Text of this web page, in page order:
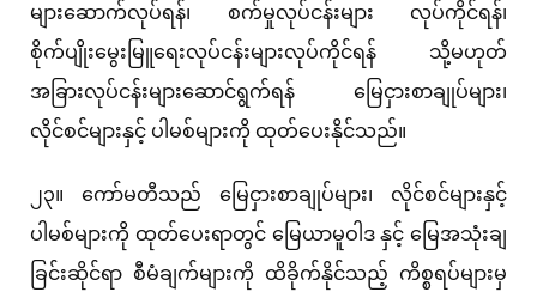
များဆောက်လုပ်ရန်၊ စက်မှုလုပ်ငန်းများ လုပ်ကိုင်ရန်၊
စိုက်ပျိုးမွေးမြူရေးလုပ်ငန်းများလုပ်ကိုင်ရန် သို့မဟုတ်
အခြားလုပ်ငန်းများဆောင်ရွက်ရန် မြေငှားစာချုပ်များ၊
လိုင်စင်များနှင့် ပါမစ်များကို ထုတ်ပေးနိုင်သည်။
၂၃။ ကော်မတီသည် မြေငှားစာချုပ်များ၊ လိုင်စင်များနှင့်
ပါမစ်များကို ထုတ်ပေးရာတွင် မြေယာမူဝါဒ နှင့် မြေအသုံးချ
ခြင်းဆိုင်ရာ စီမံချက်များကို ထိခိုက်နိုင်သည့် ကိစ္စရပ်များမှ